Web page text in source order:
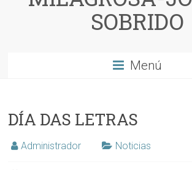
SOBRIDO
Menú
DÍA DAS LETRAS
Administrador Noticias